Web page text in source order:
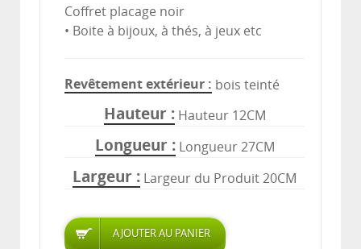
Coffret placage noir
• Boite à bijoux, à thés, à jeux etc
Revêtement extérieur bois teinté
Hauteur Hauteur 12CM
Longueur Longueur 27CM
Largeur Largeur du Produit 20CM